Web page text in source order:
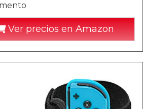
Ver precios en Amazon